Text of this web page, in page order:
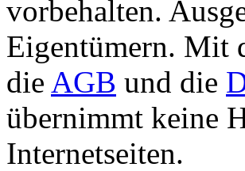
vorbehalten.
Eigentümern. Mit
die AGB und die
übernimmt keine
Internetseiten.